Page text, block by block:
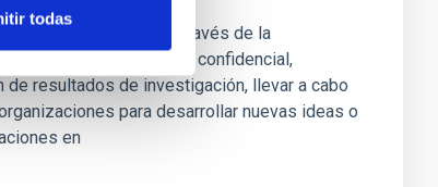
todas
y tecnológica a través de la
de información confidencial,
resultados de investigación, llevar a cabo
para desarrollar nuevas ideas o
en